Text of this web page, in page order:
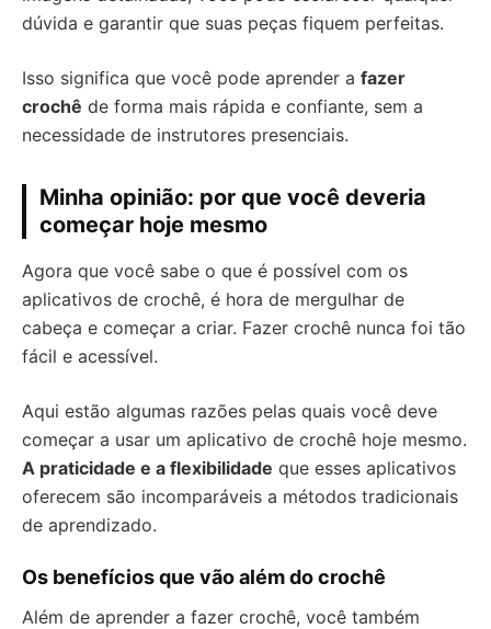
dúvida e garantir que suas peças fiquem perfeitas.
Isso significa que você pode aprender a fazer
crochê de forma mais rápida e confiante, sem a
necessidade de instrutores presenciais.
Minha opinião: por que você deveria
começar hoje mesmo
Agora que você sabe o que é possível com os
aplicativos de crochê, é hora de mergulhar de
cabeça e começar a criar. Fazer crochê nunca foi tão
fácil e acessível.
Aqui estão algumas razões pelas quais você deve
começar a usar um aplicativo de crochê hoje mesmo.
A praticidade e a flexibilidade que esses aplicativos
oferecem são incomparáveis a métodos tradicionais
de aprendizado.
Os benefícios que vão além do crochê
Além de aprender a fazer crochê, você também